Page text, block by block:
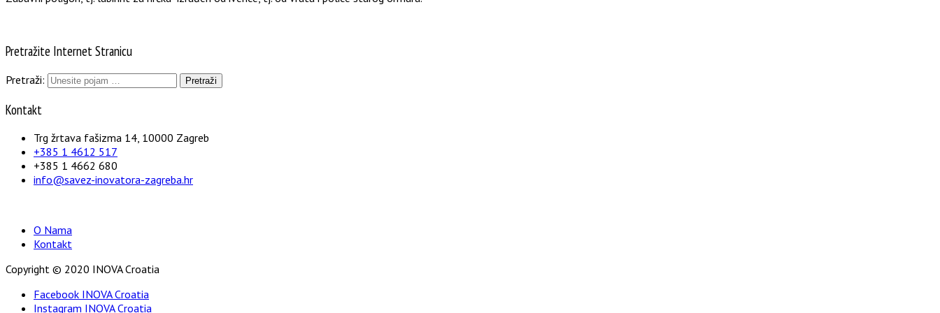
Pretražite Internet Stranicu
Pretraži:
Kontakt
Trg žrtava fašizma 14, 10000 Zagreb
+385 1 4612 517
+385 1 4662 680
info@savez-inovatora-zagreba.hr
O Nama
Kontakt
Copyright © 2020 INOVA Croatia
Facebook INOVA Croatia
Instagram INOVA Croatia